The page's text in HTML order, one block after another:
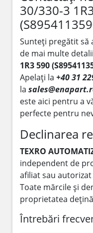
30/330-3
Sunteți pregătit să
de mai multe
1R3 590
Apelați la +40 31
la
este aici pentru a
perfecte pentru
Declinarea
TEXRO
independent de
afiliat sau
Toate mărcile și
proprietatea
Întrebări